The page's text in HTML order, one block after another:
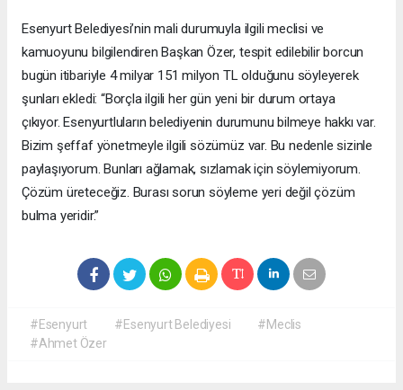
Esenyurt Belediyesi’nin mali durumuyla ilgili meclisi ve
kamuoyunu bilgilendiren Başkan Özer, tespit edilebilir borcun
bugün itibariyle 4 milyar 151 milyon TL olduğunu söyleyerek
şunları ekledi: “Borçla ilgili her gün yeni bir durum ortaya
çıkıyor. Esenyurtluların belediyenin durumunu bilmeye hakkı var.
Bizim şeffaf yönetmeyle ilgili sözümüz var. Bu nedenle sizinle
paylaşıyorum. Bunları ağlamak, sızlamak için söylemiyorum.
Çözüm üreteceğiz. Burası sorun söyleme yeri değil çözüm
bulma yeridir.”
#Esenyurt #Esenyurt Belediyesi
#Meclis
#Ahmet Özer